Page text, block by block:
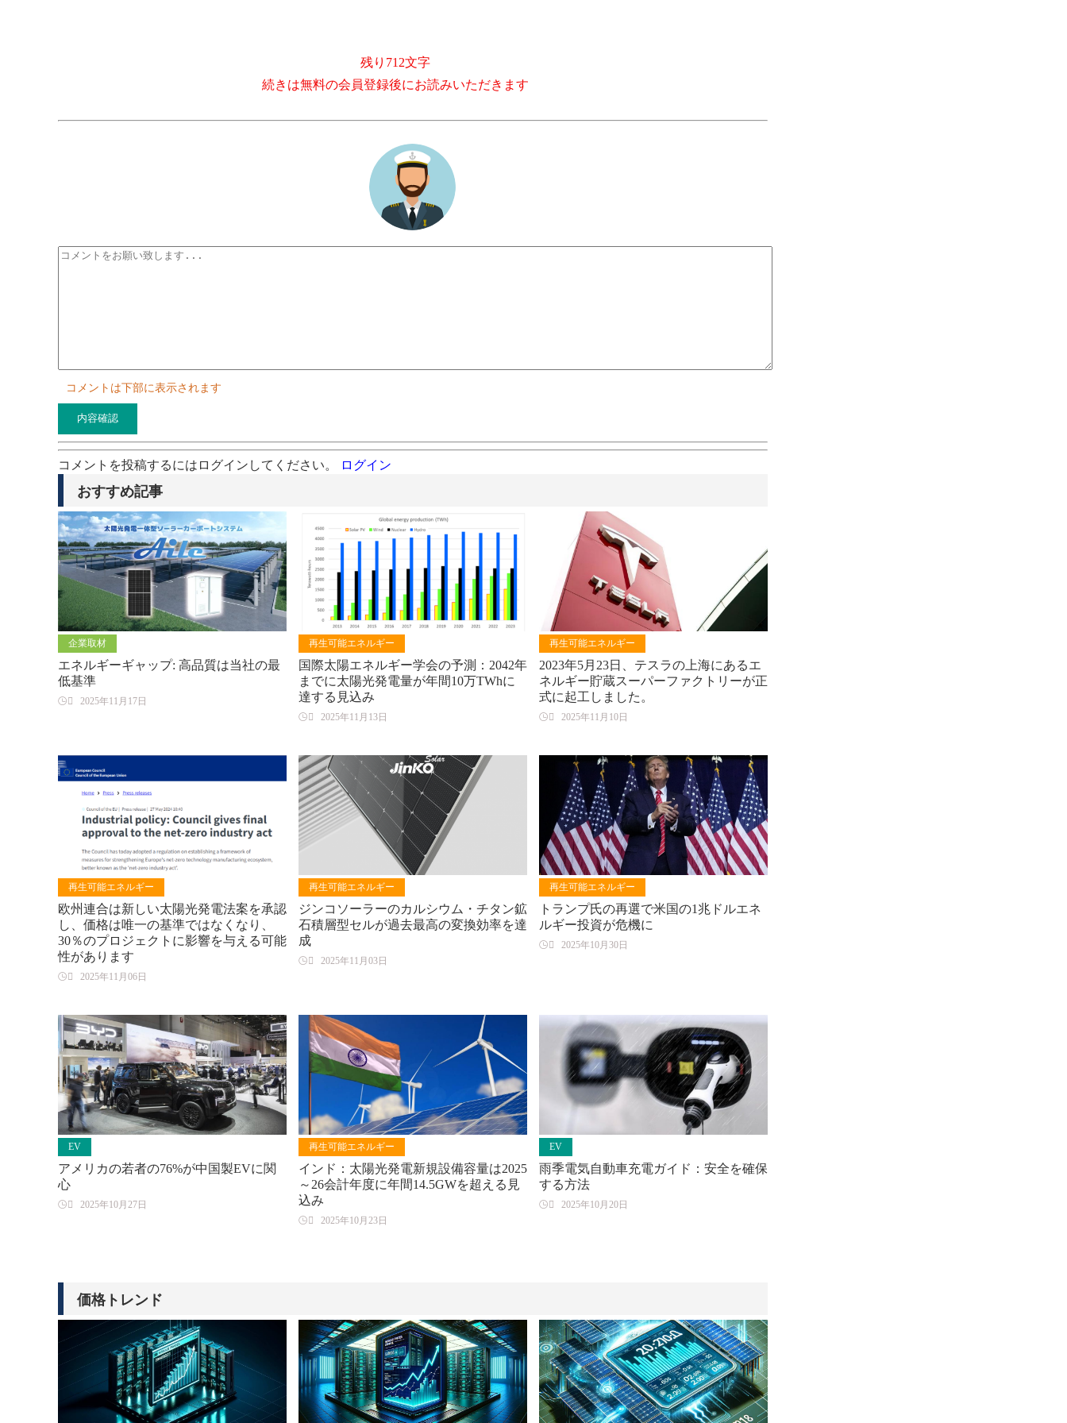
残り712文字
続きは無料の会員登録後にお読みいただきます
コメントは下部に表示されます
コメントを投稿するにはログインしてください。 ログイン
おすすめ記事
企業取材
エネルギーギャップ: 高品質は当社の最
低基準
 2025年11月17日
再生可能エネルギー
国際太陽エネルギー学会の予測：2042年
までに太陽光発電量が年間10万TWhに
達する見込み
 2025年11月13日
再生可能エネルギー
2023年5月23日、テスラの上海にあるエ
ネルギー貯蔵スーパーファクトリーが正
式に起工しました。
 2025年11月10日
再生可能エネルギー
欧州連合は新しい太陽光発電法案を承認
し、価格は唯一の基準ではなくなり、
30％のプロジェクトに影響を与える可能
性があります
 2025年11月06日
再生可能エネルギー
ジンコソーラーのカルシウム・チタン鉱
石積層型セルが過去最高の変換効率を達
成
 2025年11月03日
再生可能エネルギー
トランプ氏の再選で米国の1兆ドルエネ
ルギー投資が危機に
 2025年10月30日
EV
アメリカの若者の76%が中国製EVに関
心
 2025年10月27日
再生可能エネルギー
インド：太陽光発電新規設備容量は2025
～26会計年度に年間14.5GWを超える見
込み
 2025年10月23日
EV
雨季電気自動車充電ガイド：安全を確保
する方法
 2025年10月20日
価格トレンド